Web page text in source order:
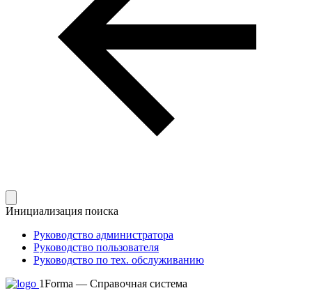
Инициализация поиска
Руководство администратора
Руководство пользователя
Руководство по тех. обслуживанию
1Forma — Справочная система